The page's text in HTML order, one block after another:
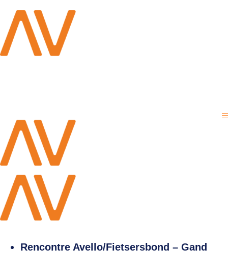
Rencontre Avello/Fietsersbond – Gand